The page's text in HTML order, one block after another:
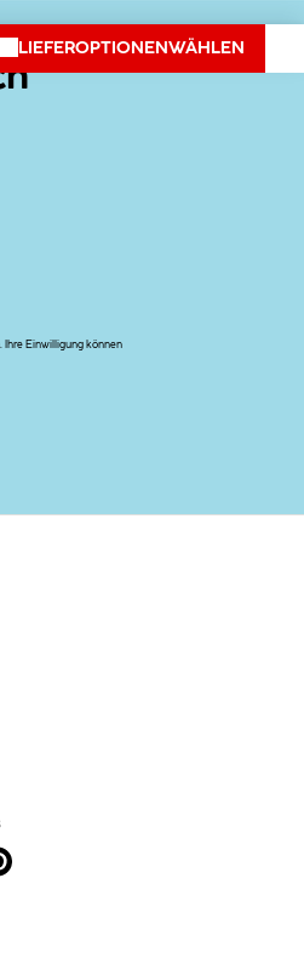
LIEFEROPTIONEN WÄHLEN
Ihre Einwilligung können